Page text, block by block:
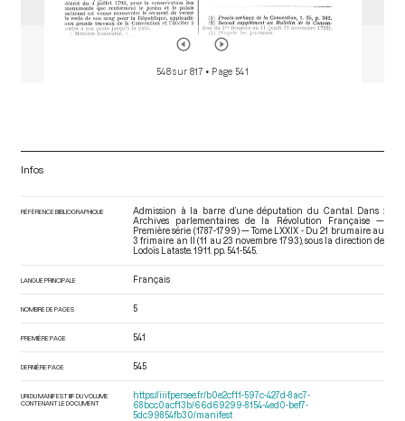
548 sur 817 • Page 541
Infos
RÉFÉRENCE BIBLIOGRAPHIQUE
Admission à la barre d’une députation du Cantal. Dans :
Archives parlementaires de la Révolution Française —
Première série (1787-1799) — Tome LXXIX - Du 21 brumaire au
3 frimaire an II (11 au 23 novembre 1793), sous la direction de
Lodoïs Lataste. 1911. pp. 541-545.
LANGUE PRINCIPALE Français
NOMBRE DE PAGES 5
PREMIÈRE PAGE 541
DERNIÈRE PAGE 545
URI DU MANIFEST IIIF DU VOLUME
CONTENANT LE DOCUMENT
https://iiif.persee.fr/b0e2cf11-597c-427d-8ac7-
68bcc0acf13b/66d69299-8154-4ed0-bef7-
5dc99854fb30/manifest